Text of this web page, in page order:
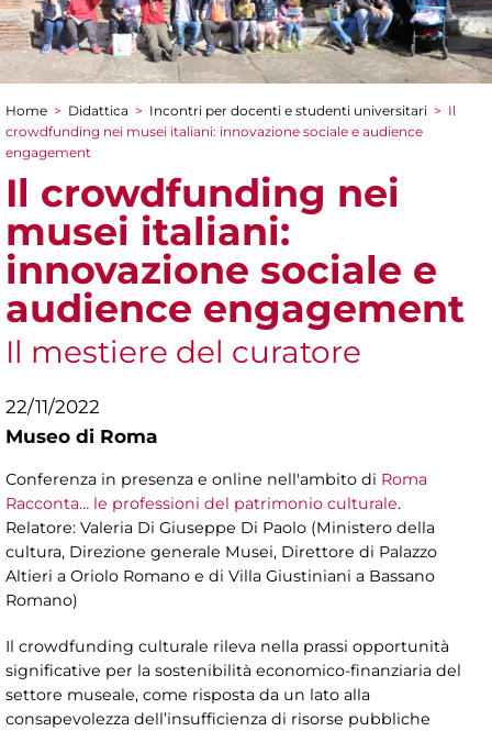
Tu sei qui
Home > Didattica > Incontri per docenti e studenti universitari > Il
crowdfunding nei musei italiani: innovazione sociale e audience
engagement
Il crowdfunding nei
musei italiani:
innovazione sociale e
audience engagement
Il mestiere del curatore
22/11/2022
Museo di Roma
Conferenza in presenza e online nell'ambito di Roma
Racconta… le professioni del patrimonio culturale.
Relatore: Valeria Di Giuseppe Di Paolo (Ministero della
cultura, Direzione generale Musei, Direttore di Palazzo
Altieri a Oriolo Romano e di Villa Giustiniani a Bassano
Romano)
Il crowdfunding culturale rileva nella prassi opportunità
significative per la sostenibilità economico-finanziaria del
settore museale, come risposta da un lato alla
consapevolezza dell’insufficienza di risorse pubbliche